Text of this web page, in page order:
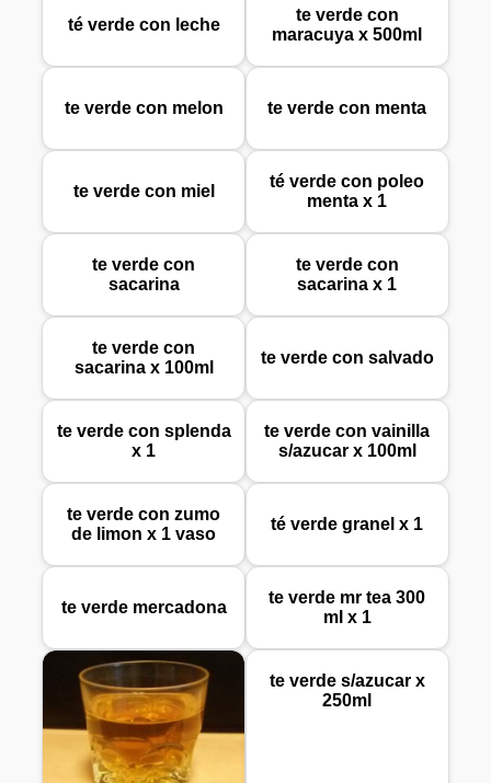
té verde con leche
te verde con
maracuya x 500ml
te verde con melon te verde con menta
te verde con miel
té verde con poleo
menta x 1
te verde con
sacarina
te verde con
sacarina x 1
te verde con
sacarina x 100ml
te verde con salvado
te verde con splenda
x 1
te verde con vainilla
s/azucar x 100ml
te verde con zumo
de limon x 1 vaso
té verde granel x 1
te verde mercadona
te verde mr tea 300
ml x 1
te verde s/azucar x
250ml